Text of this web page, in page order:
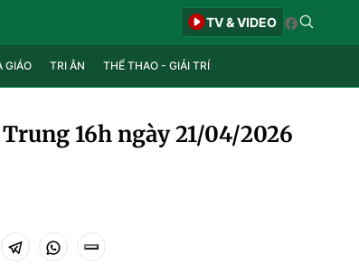
TV & VIDEO
GIÁO TRI ÂN THỂ THAO - GIẢI TRÍ
16h ngày 21/04/2026